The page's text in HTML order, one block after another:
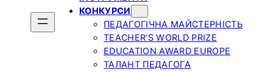
КОНКУРСИ
ПЕДАГОГІЧНА МАЙСТЕРНІСТЬ
TEACHER’S WORLD PRIZE
EDUCATION AWARD EUROPE
ТАЛАНТ ПЕДАГОГА